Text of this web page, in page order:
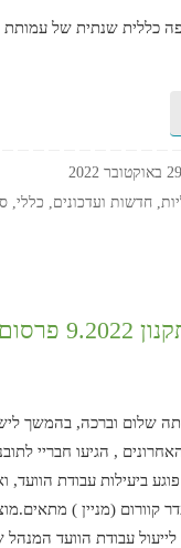
כללית שנתית של עמותת
29 באוקטובר 2022
חדשות ועדכונים כללי,
הצעה לשינוי
שלום וברכה, בהמשך
, הגיעו חבריי
13 חברים פוגע ביעילות עבודת
קוורום (מניין )
עבודת הוועד